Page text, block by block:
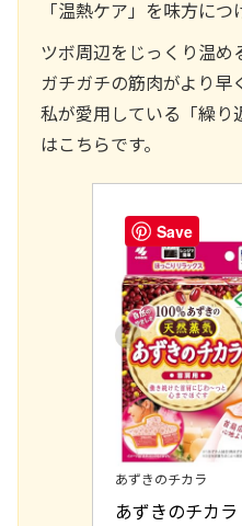
「温熱ケア」を味方につ
ツボ周辺をじっくり温め
ガチガチの筋肉がより早
私が愛用している「繰り
はこちらです。
あずきのチカラ
あずきのチカ
Save